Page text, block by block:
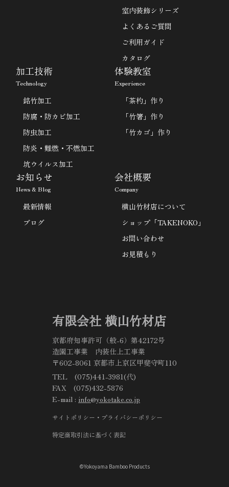
有限会社 横山竹材店
京都府知事許可（般-6）第42172号
造園工事業 内装仕上工事業
〒602-8061 京都市上京区甲斐守町110
TEL (075)441-3981(代)
FAX (075)432-5876
E-mail : info@yokotake.co.jp
サイトポリシー・プライバシーポリシー
特定商取引法に基づく表記
室内装飾シリーズ
よくあるご質問
ご利用ガイド
カタログ
加工技術
Technology
銘竹加工
防腐・防カビ加工
防虫加工
防炎・難燃・不燃加工
坑ウイルス加工
体験教室
Experience
「茶杓」作り
「竹箸」作り
「竹カゴ」作り
お知らせ
News & Blog
最新情報
ブログ
会社概要
Company
横山竹材店について
ショップ「TAKENOKO」
お問い合わせ
お見積もり
©Yokoyama Bamboo Products